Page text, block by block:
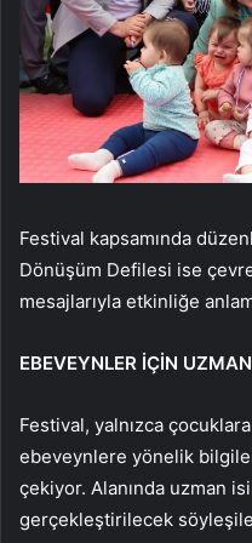
Festival kapsamında
Dönüşüm Defilesi ise
mesajlarıyla etkinliğe
EBEVEYNLER İÇİN
Festival, yalnızca
ebeveynlere yönelik
çekiyor. Alanında uzman
gerçekleştirilecek